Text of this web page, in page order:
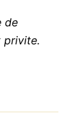
de
privite.